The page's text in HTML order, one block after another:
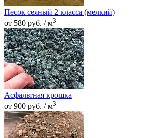
Песок сеяный 2 класса (мелкий)
от 580 руб. / м3
Асфальтная крошка
от 900 руб. / м3